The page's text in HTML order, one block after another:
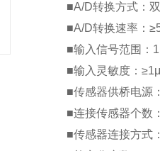
■A/D转换方式：双
■A/D转换速率：≥5
■输入信号范围：
■输入灵敏度：
■传感器供桥电源
■连接传感器个数
■传感器连接方式